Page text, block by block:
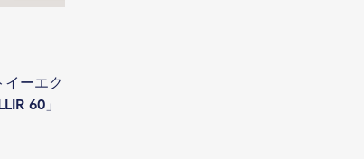
ーエク
60」